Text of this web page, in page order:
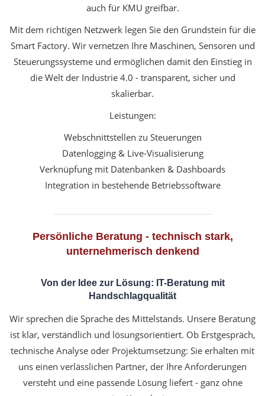
auch für KMU greifbar.
Mit dem richtigen Netzwerk legen Sie den Grundstein für die
Smart Factory. Wir vernetzen Ihre Maschinen, Sensoren und
Steuerungssysteme und ermöglichen damit den Einstieg in
die Welt der Industrie 4.0 - transparent, sicher und
skalierbar.
Leistungen:
Webschnittstellen zu Steuerungen
Datenlogging & Live-Visualisierung
Verknüpfung mit Datenbanken & Dashboards
Integration in bestehende Betriebssoftware
Persönliche Beratung - technisch stark,
unternehmerisch denkend
Von der Idee zur Lösung: IT-Beratung mit
Handschlagqualität
Wir sprechen die Sprache des Mittelstands. Unsere Beratung
ist klar, verständlich und lösungsorientiert. Ob Erstgespräch,
technische Analyse oder Projektumsetzung: Sie erhalten mit
uns einen verlässlichen Partner, der Ihre Anforderungen
versteht und eine passende Lösung liefert - ganz ohne